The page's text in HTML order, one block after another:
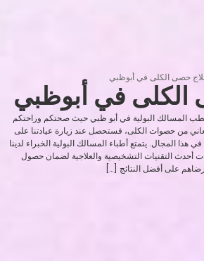
حصى الكلى في أبوظبي
في أبوظبي
المسالك البولية في أبو ظبي حيث صحتكم وراحتكم
من حصوات الكلى، فستحصل عند زيارة عيادتنا على
هذا المجال. يتمتع أطباء المسالك البولية الخبراء لدينا
أحدث التقنيات التشخيصية والعلاجية لضمان حصول
على أفضل النتائج […]